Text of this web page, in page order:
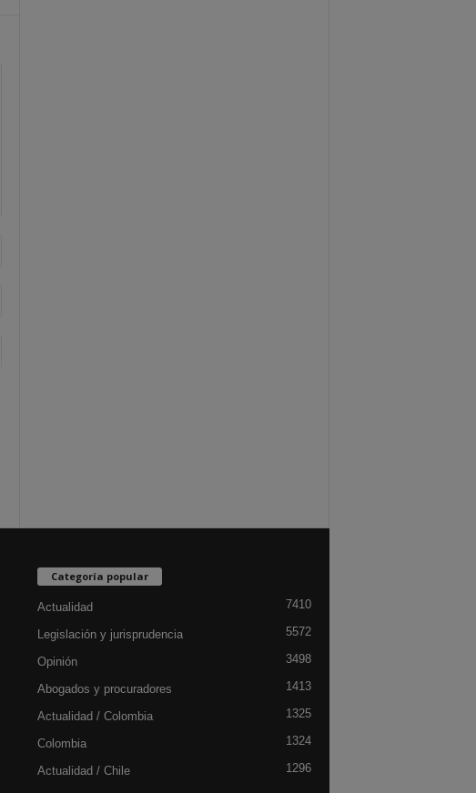
Categoría popular
Actualidad 7410
Legislación y jurisprudencia 5572
Opinión 3498
Abogados y procuradores 1413
Actualidad / Colombia 1325
Colombia 1324
Actualidad / Chile 1296